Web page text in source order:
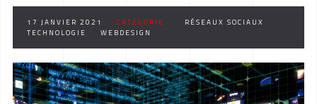
17 JANVIER 2021 CATÉGORIE :
RÉSEAUX SOCIAUX
TECHNOLOGIE
WEBDESIGN